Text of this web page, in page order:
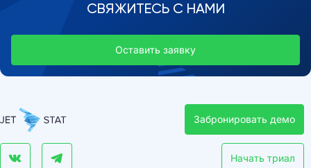
СВЯЖИТЕСЬ С НАМИ
Оставить заявку
Забронировать демо
Начать триал